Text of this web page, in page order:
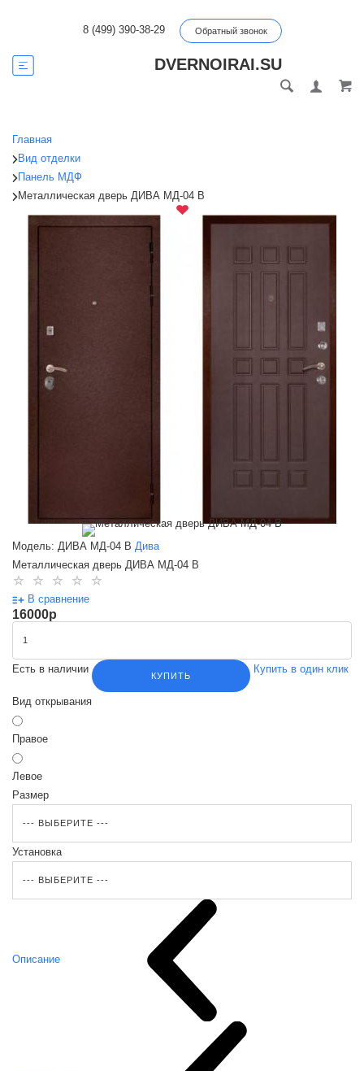
8 (499) 390-38-29 Обратный звонок
DVERNOIRAI.SU
Главная
Вид отделки
Панель МДФ
Металлическая дверь ДИВА МД-04 В
Модель: ДИВА МД-04 В Дива
Металлическая дверь ДИВА МД-04 В
В сравнение
16000p
Есть в наличии
КУПИТЬ
Купить в один клик
Вид открывания
Правое
Левое
Размер
Установка
Описание